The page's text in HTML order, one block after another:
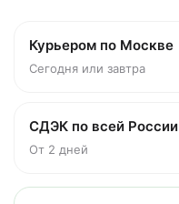
Курьером по Москве
Сегодня или завтра
СДЭК по всей России
От 2 дней